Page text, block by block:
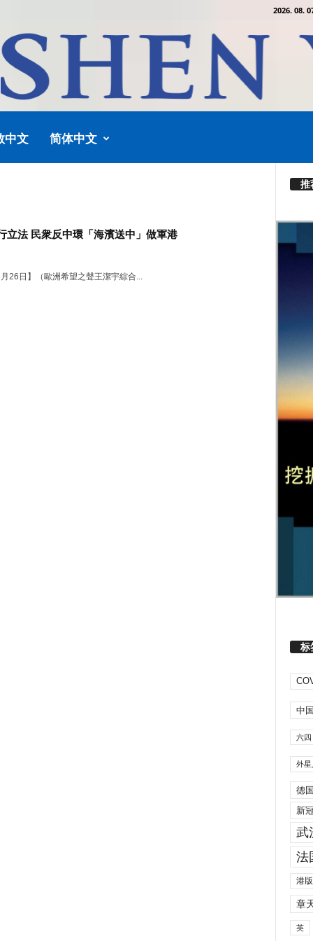
2026. 08.
中文 简体中文
立法 民衆反中環「海濱送中」做軍港
26日】（歐洲希望之聲王潔宇綜合...
推
标
中
六四
外星
德
新
武
法
港
章
英